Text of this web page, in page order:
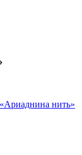
нить»